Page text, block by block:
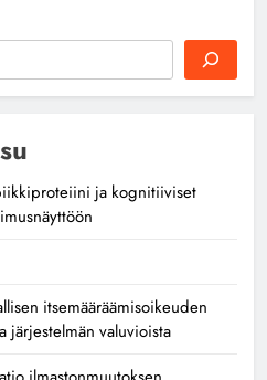
ja kognitiiviset
itsemääräämisoikeuden
järjestelmän valuvioista